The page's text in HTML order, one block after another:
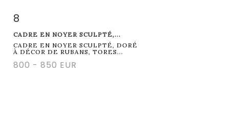
8
CADRE EN NOYER SCULPTÉ,...
CADRE EN NOYER SCULPTÉ, DORÉ
À DÉCOR DE RUBANS, TORES...
800 - 850 EUR